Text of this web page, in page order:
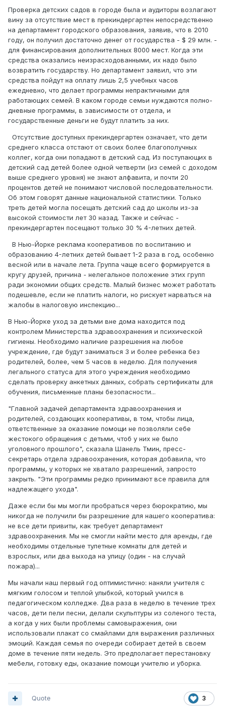
Проверка детских садов в городе была и аудиторы возлагают
вину за отсутствие мест в прекиндергартен непосредственно
на департамент городского образования, заявив, что в 2010
году, он получил достаточно денег от государства - $ 29 млн. -
для финансирования дополнительных 8000 мест. Когда эти
средства оказались неизрасходованными, их надо было
возвратить государству. Но департамент заявил, что эти
средства пойдут на оплату лишь 2,5 учебных часов
ежедневно, что делает программы непрактичными для
работающих семей. В каком городе семьи нуждаются полно-
дневные программы, в зависимости от отдела, и
государственные деньги не будут платить за них.
Отсутствие доступных прекиндергартен означает, что дети
среднего класса отстают от своих более благополучных
коллег, когда они попадают в детский сад. Из поступающих в
детский сад детей более одной четверти (из семей с доходом
выше среднего уровня) не знают алфавита, и почти 20
процентов детей не понимают числовой последовательности.
Об этом говорят данные национальной статистики. Только
треть детей могла посещать детский сад до школы из-за
высокой стоимости лет 30 назад. Также и сейчас -
прекиндергартен посещают только 30 % 4-летних детей.
В Нью-Йорке реклама кооперативов по воспитанию и
образованию 4-летних детей бывает 1-2 раза в год, особенно
весной или в начале лета. Группа чаще всего формируется в
кругу друзей, причина - нелегальное положение этих групп
ради экономии общих средств. Малый бизнес может работать
подешевле, если не платить налоги, но рискует нарваться на
жалобы в налоговую инспекцию...
В Нью-Йорке уход за детьми вне дома находится под
контролем Министерства здравоохранения и психической
гигиены. Необходимо наличие разрешения на любое
учреждение, где будут заниматься 3 и более ребенка без
родителей, более, чем 5 часов в неделю. Для получения
легального статуса для этого учреждения необходимо
сделать проверку анкетных данных, собрать сертификаты для
обучения, письменные планы безопасности...
"Главной задачей департамента здравоохранения и
родителей, создающих кооперативы, в том, чтобы лица,
ответственные за оказание помощи не позволяли себе
жестокого обращения с детьми, чтоб у них не было
уголовного прошлого", сказала Шанель Тмин, пресс-
секретарь отдела здравоохранения, которая добавила, что
программы, у которых не хватало разрешений, запросто
закрыть. "Эти программы редко принимают все правила для
надлежащего ухода".
Даже если бы мы могли пробраться через бюрократию, мы
никогда не получили бы разрешение для нашего кооператива:
не все дети привиты, как требует департамент
здравоохранения. Мы не смогли найти место для аренды, где
необходимы отдельные тулетные комнаты для детей и
взрослых, или два выхода на улицу (один - на случай
пожара)...
Мы начали наш первый год оптимистично: наняли учителя с
мягким голосом и теплой улыбкой, который учился в
педагогическом колледже. Два раза в неделю в течение трех
часов, дети пели песни, делали скульптуры из соленого теста,
а когда у них были проблемы самовыражения, они
использовали плакат со смайлами для выражения различных
эмоций. Каждая семья по очереди собирает детей в своем
доме в течение пяти недель. Это предполагает перестановку
мебели, готовку еды, оказание помощи учителю и уборка.
3
Quote